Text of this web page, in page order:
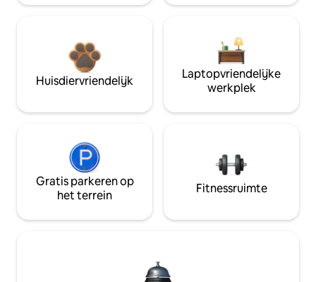
Huisdiervriendelijk
Laptopvriendelijke
werkplek
Gratis parkeren op
het terrein
Fitnessruimte